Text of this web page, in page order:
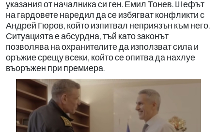
указания от началника си ген. Емил Тонев. Шефът
на гардовете наредил да се избягват конфликти с
Андрей Гюров, който изпитвал неприязън към него.
Ситуацията е абсурдна, тъй като законът
позволява на охранителите да използват сила и
оръжие срещу всеки, който се опитва да нахлуе
въоръжен при премиера.